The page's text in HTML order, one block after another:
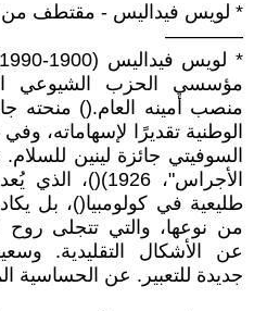
* لويس فيداليس - مقتطف من
————
مؤسسي الحزب الشيوعي
منصب أمينه العام.() منحته
السوفيتي جائزة لينين
الأجراس"،
طليعية في كولومبيا()، بل
من نوعها، والتي تتجلى روح
عن الأشكال التقليدية.
جديدة للتعبير. عن الحساسية